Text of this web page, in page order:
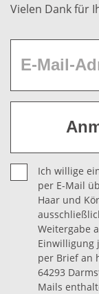
Vielen Dank für
Ich willige
per E-Mail
Haar und
Weitergabe
Einwilligung
per Brief an
64293
Mails